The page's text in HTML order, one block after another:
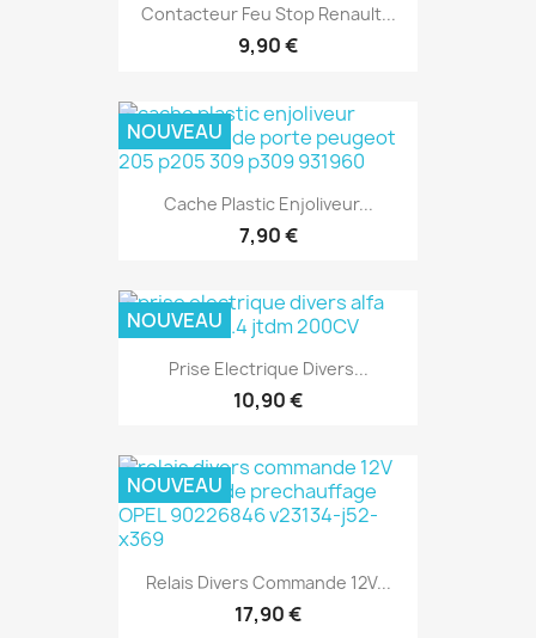
Contacteur Feu Stop Renault...
9,90 €
Cache Plastic Enjoliveur...
7,90 €
NOUVEAU
Prise Electrique Divers...
10,90 €
NOUVEAU
Relais Divers Commande 12V...
17,90 €
NOUVEAU